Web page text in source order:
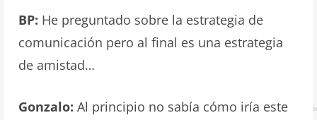
BP: He preguntado sobre la estrategia de
comunicación pero al final es una estrategia
de amistad…
Gonzalo:Al principio no sabía cómo iría este